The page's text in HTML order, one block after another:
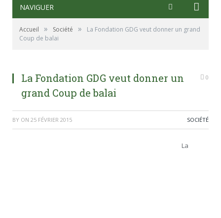
NAVIGUER
Accueil » Société »
La Fondation GDG veut donner un grand
Coup de balai
La Fondation GDG veut donner un
grand Coup de balai
0
BY ON 25 FÉVRIER 2015 SOCIÉTÉ
La